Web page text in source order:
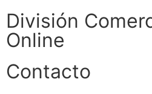
División
Online
Contacto